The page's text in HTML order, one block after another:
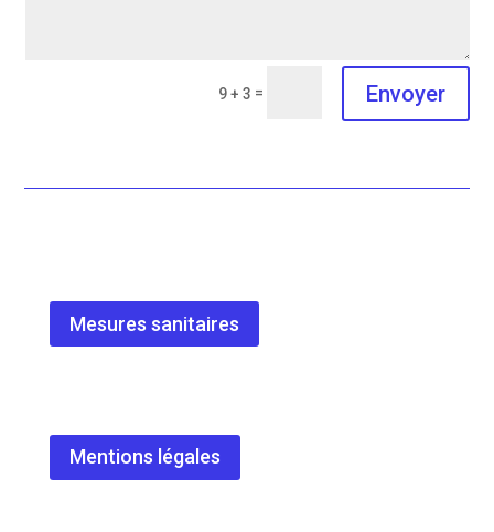
9 + 3 = Envoyer
Mesures sanitaires
Mentions légales